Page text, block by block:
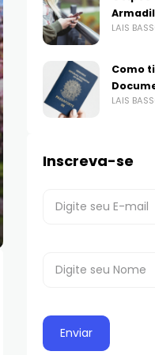
LAIS
Como
LAIS
Inscreva-se